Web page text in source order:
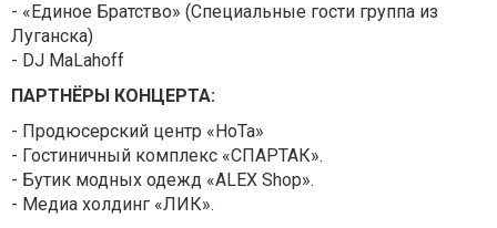
- «Единое Братство» (Специальные гости группа из
Луганска)
- DJ MaLahoff
ПАРТНЁРЫ КОНЦЕРТА:
- Продюсерский центр «НоТа»
- Гостиничный комплекс «СПАРТАК».
- Бутик модных одежд «ALEX Shop».
- Медиа холдинг «ЛИК».